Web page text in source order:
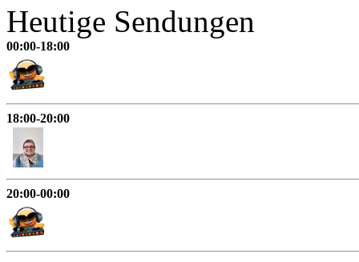
Heutige Sendungen
00:00-18:00
18:00-20:00
20:00-00:00